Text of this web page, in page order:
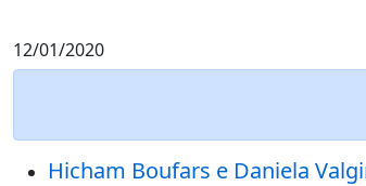
12/01/2020
Hicham Boufars e Daniela